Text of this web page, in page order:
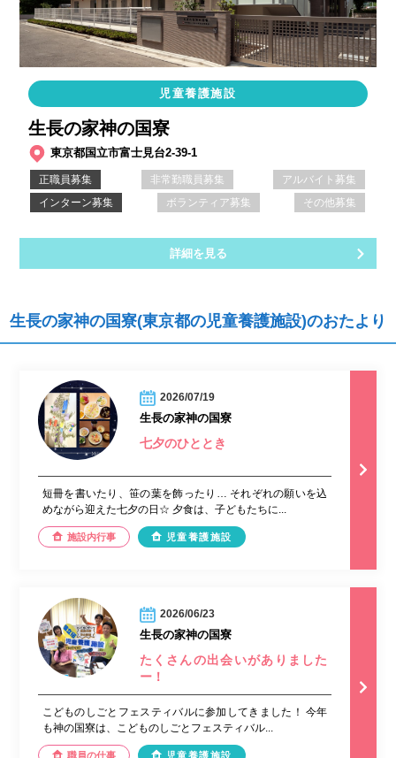
児童養護施設
生長の家神の国寮
東京都国立市富士見台2-39-1
正職員募集 非常勤職員募集
アルバイト募集
インターン募集
ボランティア募集 その他募集
詳細を見る
生長の家神の国寮(東京都の児童養護施設)のおたより
2026/07/19
生長の家神の国寮
七夕のひととき
短冊を書いたり、笹の葉を飾ったり… それぞれの願いを込
めながら迎えた七夕の日☆ 夕食は、子どもたちに...
施設内行事 児童養護施設
2026/06/23
生長の家神の国寮
たくさんの出会いがありました
ー！
こどものしごとフェスティバルに参加してきました！ 今年
も神の国寮は、こどものしごとフェスティバル...
職員の仕事 児童養護施設